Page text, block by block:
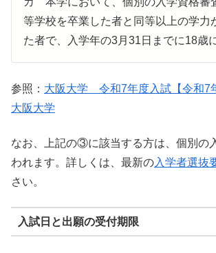
等学校を卒業した者と同等以上の学力
た者で、入学年の3月31日までに18歳
参照： 大阪大学 令和7年度入試【令和7
大阪大学
なお、上記の③に該当する方は、個別の
われます。詳しくは、最新の入学者選抜
さい。
入試日と出願の受付期限